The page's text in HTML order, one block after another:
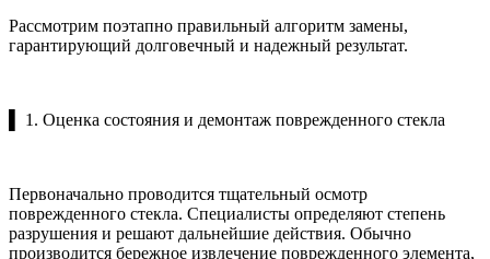
Рассмотрим поэтапно правильный алгоритм замены,
гарантирующий долговечный и надежный результат.
▌ 1. Оценка состояния и демонтаж поврежденного стекла
Первоначально проводится тщательный осмотр
поврежденного стекла. Специалисты определяют степень
разрушения и решают дальнейшие действия. Обычно
производится бережное извлечение поврежденного элемента,